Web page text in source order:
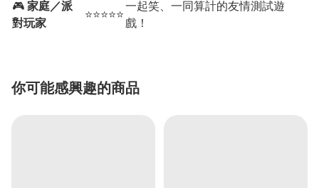
🎮 家庭／派
對玩家
⭐⭐⭐⭐⭐
一起笑、一同算計的友情測試遊
戲！
你可能感興趣的商品